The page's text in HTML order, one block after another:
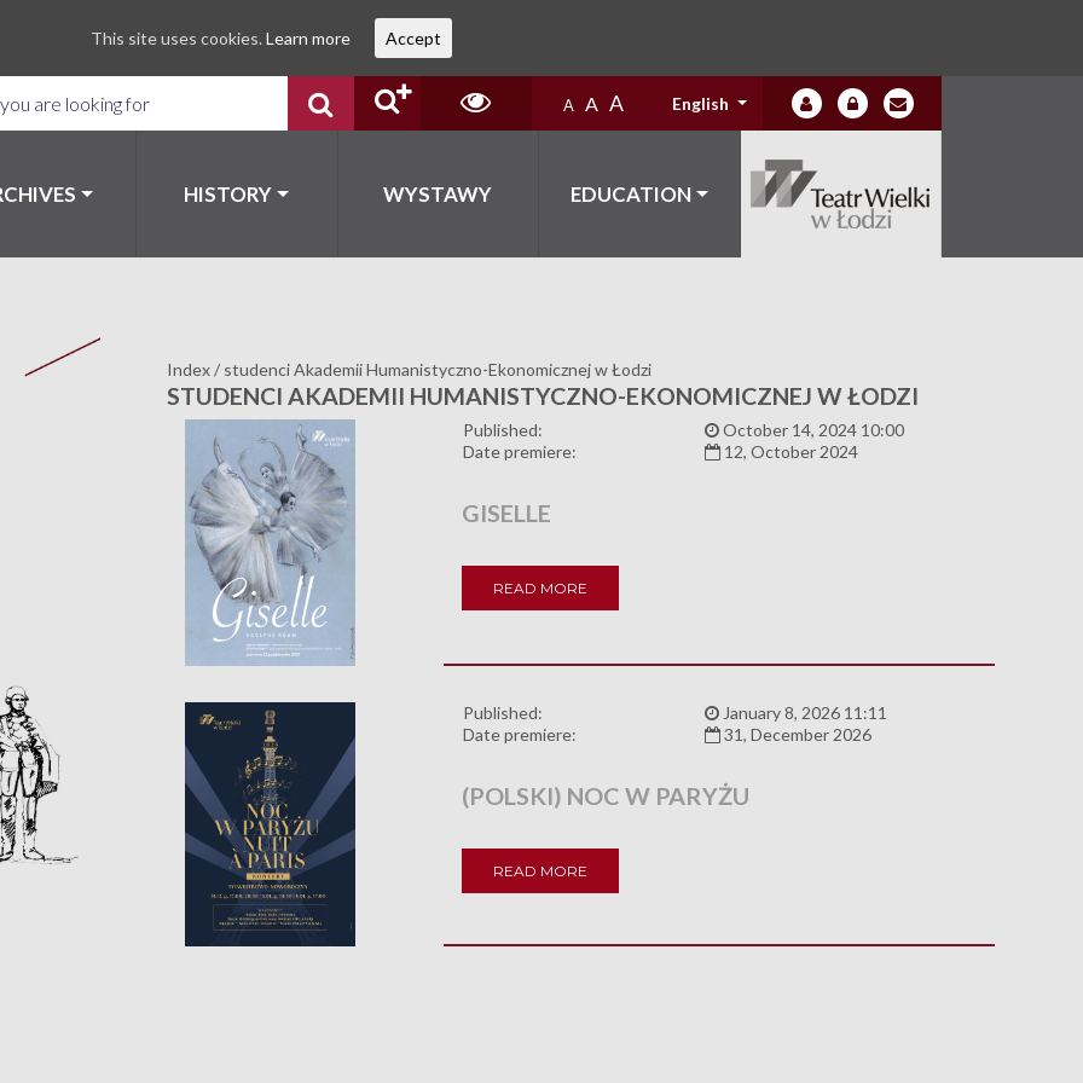
A A A English
HISTORY WYSTAWY EDUCATION
Index/ studenci Akademii Humanistyczno-Ekonomicznej w Łodzi
STUDENCI AKADEMII HUMANISTYCZNO-EKONOMICZNEJ W ŁODZI
Published:
October 14, 2024 10:00
Date premiere:
12, October 2024
GISELLE
READ MORE
Published:
January 8, 2026 11:11
Date premiere:
31, December 2026
(POLSKI) NOC W PARYŻU
READ MORE
This site uses cookies. Learn more Accept